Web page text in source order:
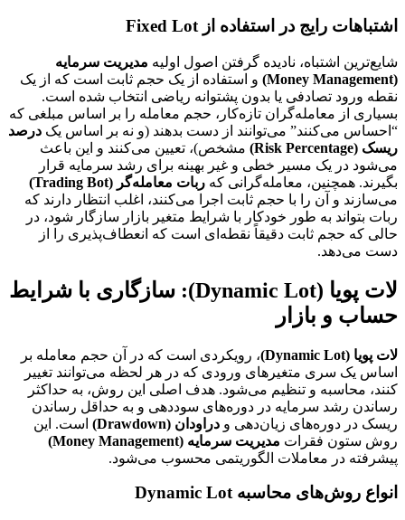
اشتباهات رایج در استفاده از Fixed Lot
شایع‌ترین اشتباه، نادیده گرفتن اصول اولیه مدیریت سرمایه
(Money Management)
و استفاده از یک حجم ثابت است که از یک
نقطه ورود تصادفی یا بدون پشتوانه ریاضی انتخاب شده است.
بسیاری از معامله‌گران تازه‌کار، حجم معامله را بر اساس مبلغی که
“احساس می‌کنند” می‌توانند از دست بدهند (و نه بر اساس یک درصد
ریسک (Risk Percentage)
مشخص)، تعیین می‌کنند و این باعث
می‌شود در یک مسیر خطی و غیر بهینه برای رشد سرمایه قرار
بگیرند. همچنین، معامله‌گرانی که ربات معامله‌گر (Trading Bot)
می‌سازند و آن را با حجم ثابت اجرا می‌کنند، اغلب انتظار دارند که
ربات بتواند به طور خودکار با شرایط متغیر بازار سازگار شود، در
حالی که حجم ثابت دقیقاً نقطه‌ای است که انعطاف‌پذیری را از
دست می‌دهد.
لات پویا (Dynamic Lot): سازگاری با شرایط
حساب و بازار
لات پویا (Dynamic Lot)
، رویکردی است که در آن حجم معامله بر
اساس یک سری متغیرهای ورودی که در هر لحظه می‌توانند تغییر
کنند، محاسبه و تنظیم می‌شود. هدف اصلی این روش، به حداکثر
رساندن رشد سرمایه در دوره‌های سوددهی و به حداقل رساندن
ریسک در دوره‌های زیان‌دهی و دراودان (Drawdown)
است. این
روش ستون فقرات مدیریت سرمایه (Money Management)
پیشرفته در معاملات الگوریتمی محسوب می‌شود.
انواع روش‌های محاسبه Dynamic Lot